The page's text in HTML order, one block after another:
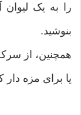
را به یک
بنوشید.
همچنین، از
یا برای مزه